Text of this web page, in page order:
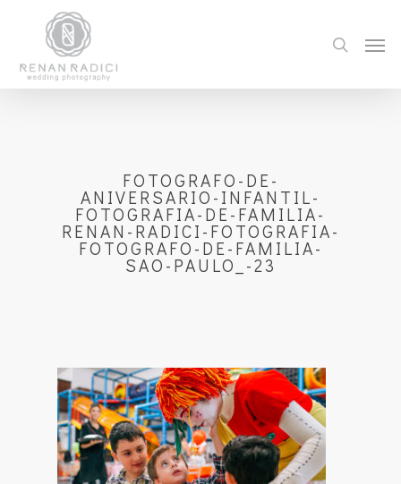
FOTOGRAFO-DE-
ANIVERSARIO-INFANTIL-
FOTOGRAFIA-DE-FAMILIA-
RENAN-RADICI-FOTOGRAFIA-
FOTOGRAFO-DE-FAMILIA-
SAO-PAULO_-23